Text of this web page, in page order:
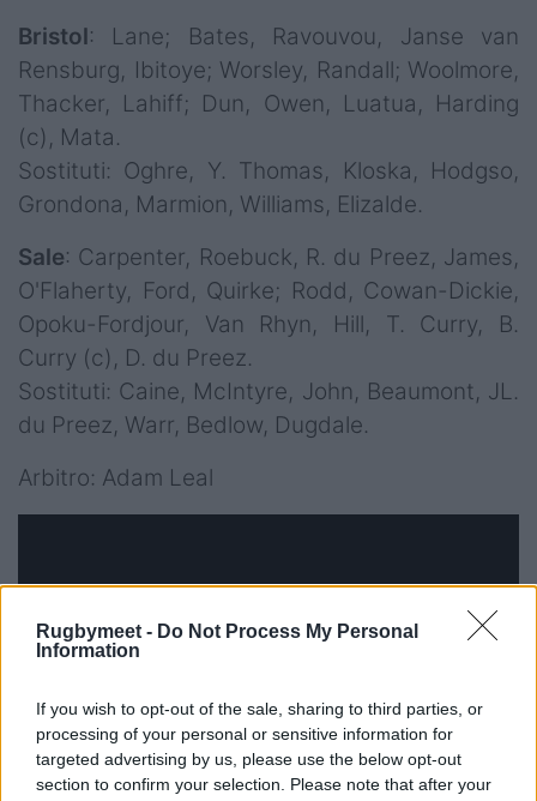
Rugbymeet - Do Not Process My Personal
Information
If you wish to opt-out of the sale, sharing to third parties, or
processing of your personal or sensitive information for
targeted advertising by us, please use the below opt-out
section to confirm your selection. Please note that after your
Bristol: Lane; Bates, Ravouvou, Janse van
Rensburg, Ibitoye; Worsley, Randall; Woolmore,
Thacker, Lahiff; Dun, Owen, Luatua, Harding
(c), Mata.
Sostituti: Oghre, Y. Thomas, Kloska, Hodgso,
Grondona, Marmion, Williams, Elizalde.
Sale: Carpenter, Roebuck, R. du Preez, James,
O'Flaherty, Ford, Quirke; Rodd, Cowan-Dickie,
Opoku-Fordjour, Van Rhyn, Hill, T. Curry, B.
Curry (c), D. du Preez.
Sostituti: Caine, McIntyre, John, Beaumont, JL.
du Preez, Warr, Bedlow, Dugdale.
Arbitro: Adam Leal